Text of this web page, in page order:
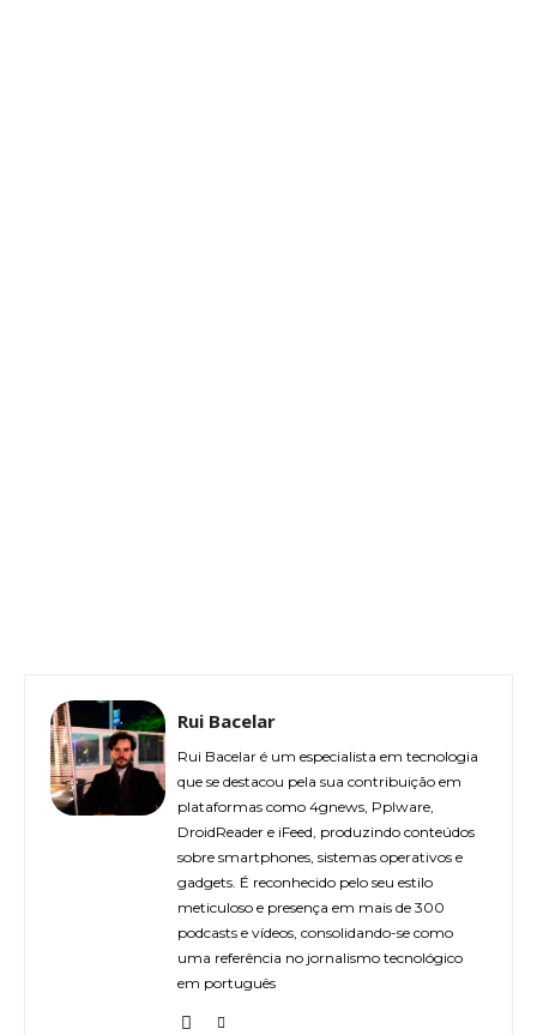
Rui Bacelar
Rui Bacelar é um especialista em tecnologia
que se destacou pela sua contribuição em
plataformas como 4gnews, Pplware,
DroidReader e iFeed, produzindo conteúdos
sobre smartphones, sistemas operativos e
gadgets. É reconhecido pelo seu estilo
meticuloso e presença em mais de 300
podcasts e vídeos, consolidando-se como
uma referência no jornalismo tecnológico
em português